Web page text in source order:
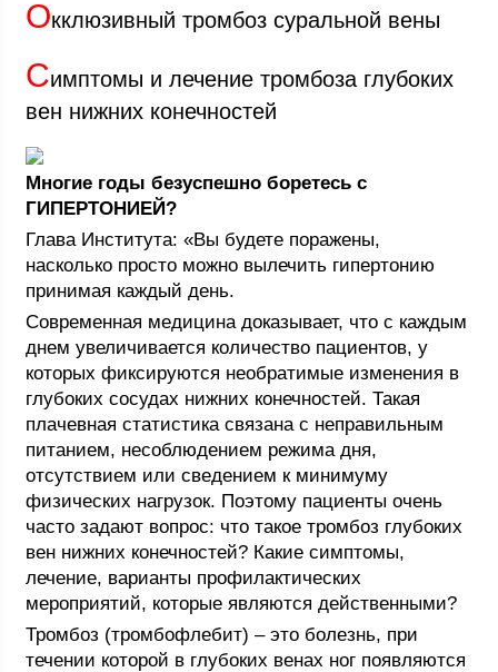
Окклюзивный тромбоз суральной вены
Симптомы и лечение тромбоза глубоких
вен нижних конечностей
Многие годы безуспешно боретесь с
ГИПЕРТОНИЕЙ?
Глава Института: «Вы будете поражены,
насколько просто можно вылечить гипертонию
принимая каждый день.
Современная медицина доказывает, что с каждым
днем увеличивается количество пациентов, у
которых фиксируются необратимые изменения в
глубоких сосудах нижних конечностей. Такая
плачевная статистика связана с неправильным
питанием, несоблюдением режима дня,
отсутствием или сведением к минимуму
физических нагрузок. Поэтому пациенты очень
часто задают вопрос: что такое тромбоз глубоких
вен нижних конечностей? Какие симптомы,
лечение, варианты профилактических
мероприятий, которые являются действенными?
Тромбоз (тромбофлебит) – это болезнь, при
течении которой в глубоких венах ног появляются